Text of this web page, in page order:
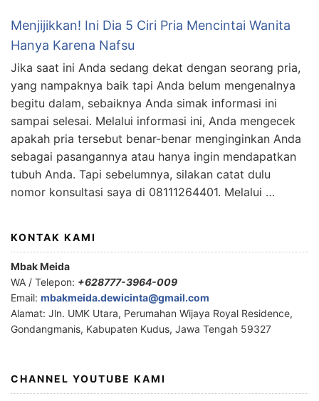
Menjijikkan! Ini Dia 5 Ciri Pria Mencintai Wanita
Hanya Karena Nafsu
Jika saat ini Anda sedang dekat dengan seorang pria,
yang nampaknya baik tapi Anda belum mengenalnya
begitu dalam, sebaiknya Anda simak informasi ini
sampai selesai. Melalui informasi ini, Anda mengecek
apakah pria tersebut benar-benar menginginkan Anda
sebagai pasangannya atau hanya ingin mendapatkan
tubuh Anda. Tapi sebelumnya, silakan catat dulu
nomor konsultasi saya di 08111264401. Melalui …
KONTAK KAMI
Mbak Meida
WA / Telepon: +628777-3964-009
Email: mbakmeida.dewicinta@gmail.com
Alamat: Jln. UMK Utara, Perumahan Wijaya Royal Residence,
Gondangmanis, Kabupaten Kudus, Jawa Tengah 59327
CHANNEL YOUTUBE KAMI